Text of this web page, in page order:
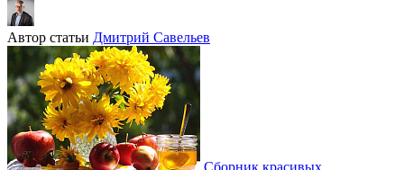
Автор статьи Дмитрий Савельев